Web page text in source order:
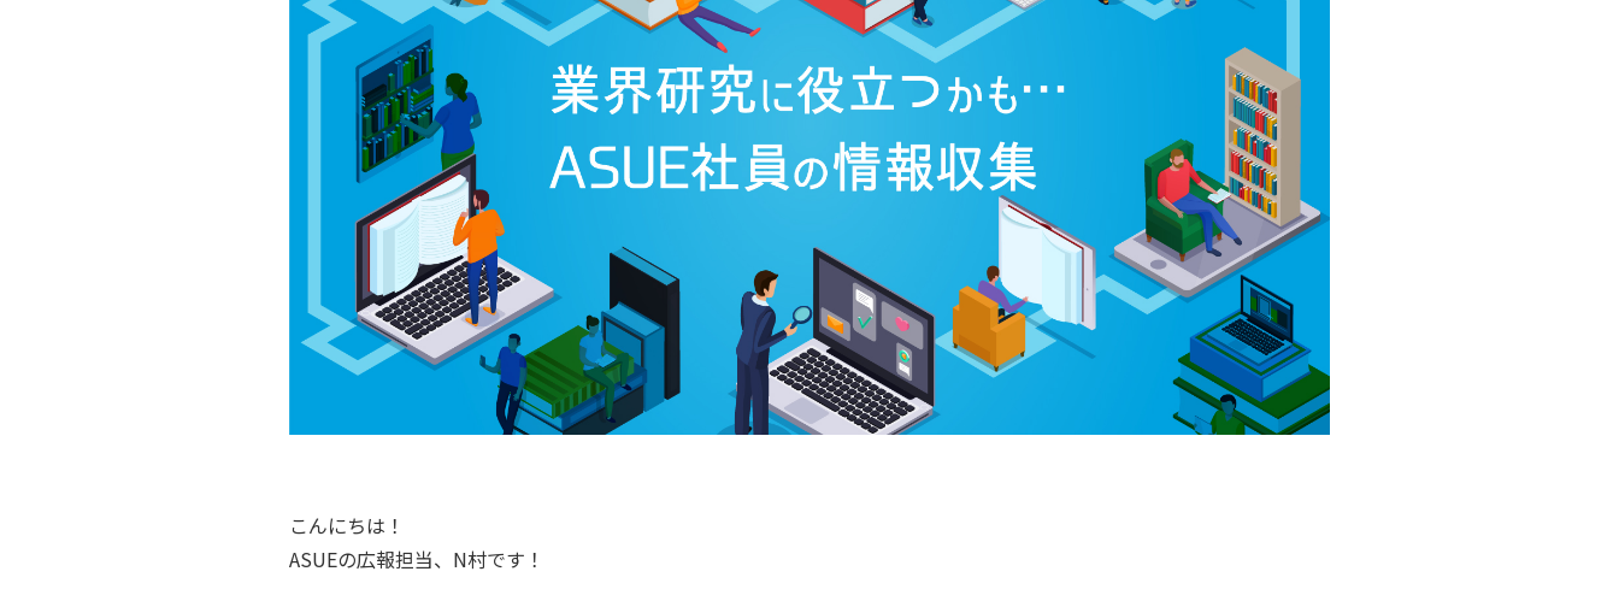
こんにちは！
ASUEの広報担当、N村です！